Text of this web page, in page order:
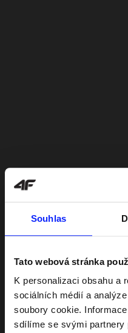
Souhlas
Tato webová stránka
K personalizaci obsahu a
sociálních médií a
soubory cookie.
sdílíme se svými partnery